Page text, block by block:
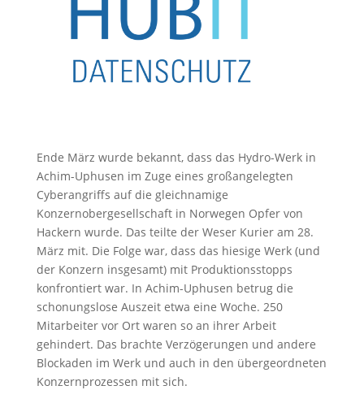
Ende März wurde bekannt, dass das Hydro-Werk in
Achim-Uphusen im Zuge eines großangelegten
Cyberangriffs auf die gleichnamige
Konzernobergesellschaft in Norwegen Opfer von
Hackern wurde. Das teilte der Weser Kurier am 28.
März mit. Die Folge war, dass das hiesige Werk (und
der Konzern insgesamt) mit Produktionsstopps
konfrontiert war. In Achim-Uphusen betrug die
schonungslose Auszeit etwa eine Woche. 250
Mitarbeiter vor Ort waren so an ihrer Arbeit
gehindert. Das brachte Verzögerungen und andere
Blockaden im Werk und auch in den übergeordneten
Konzernprozessen mit sich.